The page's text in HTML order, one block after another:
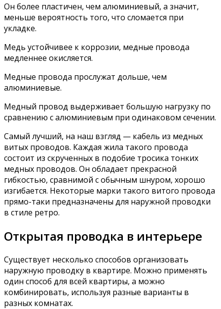
Он более пластичен, чем алюминиевый, а значит,
меньше вероятность того, что сломается при
укладке.
Медь устойчивее к коррозии, медные провода
медленнее окисляется.
Медные провода прослужат дольше, чем
алюминиевые.
Медный провод выдерживает большую нагрузку по
сравнению с алюминиевым при одинаковом сечении.
Самый лучший, на наш взгляд — кабель из медных
витых проводов. Каждая жила такого провода
состоит из скрученных в подобие тросика тонких
медных проводов. Он обладает прекрасной
гибкостью, сравнимой с обычным шнуром, хорошо
изгибается. Некоторые марки такого витого провода
прямо-таки предназначены для наружной проводки
в стиле ретро.
Открытая проводка в интерьере
Существует несколько способов организовать
наружную проводку в квартире. Можно применять
один способ для всей квартиры, а можно
комбинировать, используя разные варианты в
разных комнатах.